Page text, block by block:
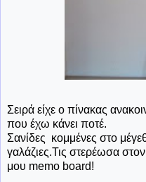
Σειρά είχε ο πίνακας
που έχω κάνει ποτέ.
Σανίδες κομμένες στο
γαλάζιες.Τις στερέωσα στον
μου memo board!